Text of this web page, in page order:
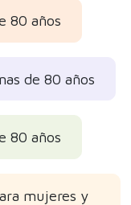
80 años
de 80 años
80 años
mujeres y